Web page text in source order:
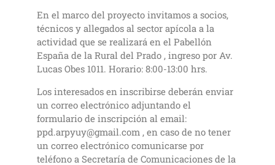
En el marco del proyecto invitamos a socios,
técnicos y allegados al sector apícola a la
actividad que se realizará en el Pabellón
España de la Rural del Prado , ingreso por Av.
Lucas Obes 1011. Horario: 8:00-13:00 hrs.
Los interesados en inscribirse deberán enviar
un correo electrónico adjuntando el
formulario de inscripción al email:
ppd.arpyuy@gmail.com , en caso de no tener
un correo electrónico comunicarse por
teléfono a Secretaría de Comunicaciones de la